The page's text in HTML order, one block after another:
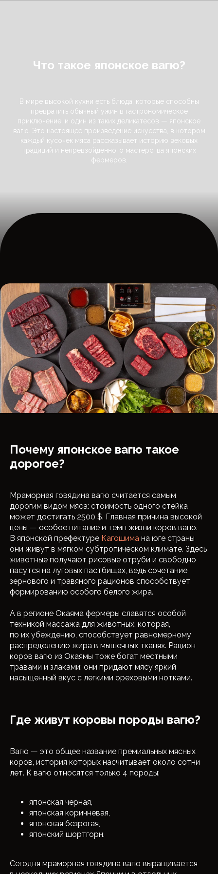
Что такое японское вагю?
В мире высокой кухни есть блюда, которые способны
превратить обычный ужин в гастрономическое
приключение, и один из таких деликатесов — японское
вагю. Это настоящее произведение искусства, в котором
каждый кусочек мяса рассказывает историю вековых
традиций и непревзойденного мастерства японских
фермеров.
Почему японское вагю такое
дорогое?
Мраморная говядина вагю считается самым
дорогим видом мяса: стоимость одного стейка
может достигать 2500 $. Главная причина высокой
цены — особое питание и темп жизни коров вагю.
В японской префектуре Кагошима на юге страны
они живут в мягком субтропическом климате. Здесь
животные получают рисовые отруби и свободно
пасутся на луговых пастбищах, ведь сочетание
зернового и травяного рационов способствует
формированию особого белого жира.
А в регионе Окаяма фермеры славятся особой
техникой массажа для животных, которая,
по их убеждению, способствует равномерному
распределению жира в мышечных тканях. Рацион
коров вагю из Окаямы тоже богат местными
травами и злаками: они придают мясу яркий
насыщенный вкус с легкими ореховыми нотками.
Где живут коровы породы вагю?
Вагю — это общее название премиальных мясных
коров, история которых насчитывает около сотни
лет. К вагю относятся только 4 породы:
японская черная,
японская коричневая,
японская безрогая,
японский шортгорн.
Сегодня мраморная говядина вагю выращивается